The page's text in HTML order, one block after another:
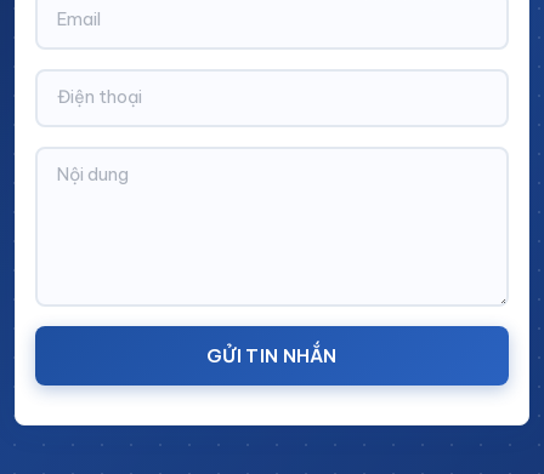
1000x515x1800mm
trên, tấm dưới, tấm bên, tấm sau,cánh cửa tủ + Vật
liệu: Thép S45C
cầu. + Phụ kiện bao gồm:Khóa tủ, chân tăng chỉnh,
khay nhựa.
GỬI TIN NHẮN